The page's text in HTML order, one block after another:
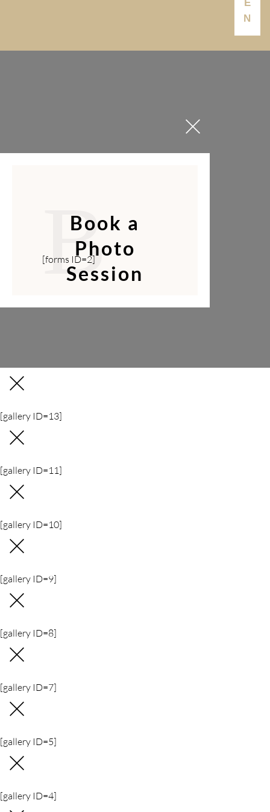
E
N
Book a
Photo
Session
B
[forms ID=2]
[gallery ID=13]
[gallery ID=11]
[gallery ID=10]
[gallery ID=9]
[gallery ID=8]
[gallery ID=7]
[gallery ID=5]
[gallery ID=4]